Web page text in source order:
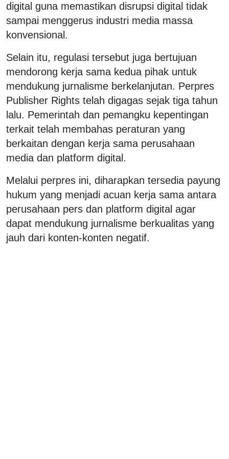
digital guna memastikan disrupsi digital tidak
sampai menggerus industri media massa
konvensional.
Selain itu, regulasi tersebut juga bertujuan
mendorong kerja sama kedua pihak untuk
mendukung jurnalisme berkelanjutan. Perpres
Publisher Rights telah digagas sejak tiga tahun
lalu. Pemerintah dan pemangku kepentingan
terkait telah membahas peraturan yang
berkaitan dengan kerja sama perusahaan
media dan platform digital.
Melalui perpres ini, diharapkan tersedia payung
hukum yang menjadi acuan kerja sama antara
perusahaan pers dan platform digital agar
dapat mendukung jurnalisme berkualitas yang
jauh dari konten-konten negatif.